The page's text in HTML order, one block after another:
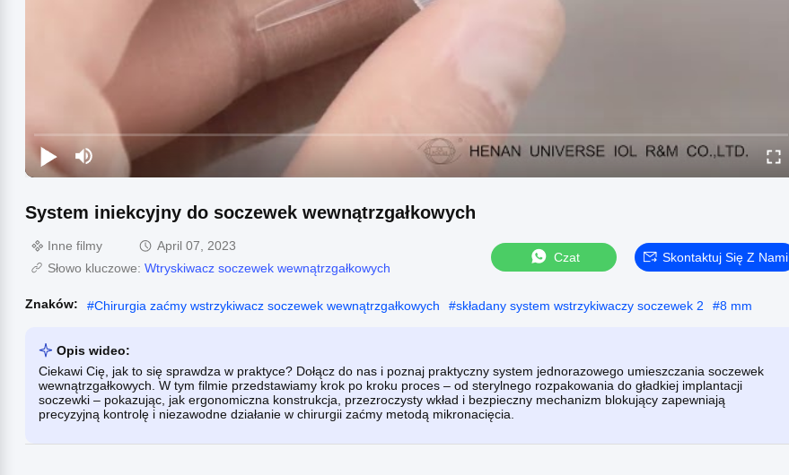
System iniekcyjny do soczewek wewnątrzgałkowych
Inne filmy
April 07, 2023
Słowo kluczowe: Wtryskiwacz soczewek wewnątrzgałkowych
Czat Skontaktuj Się Z Nami
Znaków: #Chirurgia zaćmy wstrzykiwacz soczewek wewnątrzgałkowych #składany system wstrzykiwaczy soczewek 2 #8 mm
Opis wideo:
Ciekawi Cię, jak to się sprawdza w praktyce? Dołącz do nas i poznaj praktyczny system jednorazowego umieszczania soczewek
wewnątrzgałkowych. W tym filmie przedstawiamy krok po kroku proces – od sterylnego rozpakowania do gładkiej implantacji
soczewki – pokazując, jak ergonomiczna konstrukcja, przezroczysty wkład i bezpieczny mechanizm blokujący zapewniają
precyzyjną kontrolę i niezawodne działanie w chirurgii zaćmy metodą mikronacięcia.